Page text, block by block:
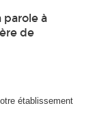
parole à
de
établissement